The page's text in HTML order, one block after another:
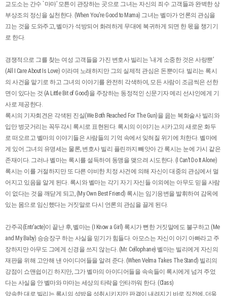
교도소는 간수 `마마’ 모튼이 관장하는 곳으로 그녀는 자신의 죄수 고객들과 완벽한 상
부상조의 정신을 실천한다. (When You’re Good to Mama) 그녀는 벨마가 언론의 관심을
끄는 것을 도와주고, 벨마가 석방되어 화려하게 무대에 복귀하게 되면 한 몫을 챙기기
로 한다.
경쟁적으로 그를 찾는 여성 고객들을 가진 변호사 빌리는 ‘내게 소중한 것은 사랑뿐’
(All I Care About Is Love) 이라며 노래하지만 그의 실제적 관심은 돈뿐이다. 빌리는 록시
의 사건을 맡기로 하고 그녀의 이야기를 완전히 각색하여, 모든 사람이 조금씩은 선한
면이 있다는 것 (A Little Bit of Good)을 주장하는 동정적인 신문기자 메리 선샤인에게 기
사로 제공한다.
록시의 기자회견은 각색된 진실(We Both Reached For The Gun)을 읊는 복화술사 빌리와
입만 벙긋거리는 꼭두각시 록시로 표현된다. 록시의 이야기는 시카고의 새로운 화두
로 떠오르고 벨마의 이야기들은 사람들의 기억 속에서 잊혀질 위기에 처한다. 벨마에
게 있어 그녀의 유명세는 물론, 변호사 빌리 플린까지 빼앗아 간 록시는 눈에 가시 같은
존재이다. 그러나 벨마는 록시를 설득하여 동맹을 맺으려 시도한다. (I Can’t Do It Alone)
록시는 이를 거절하지만 또 다른 야비한 치정 사건에 의해 자신이 대중의 관심에서 멀
어지고 있음을 알게 된다. 록시와 벨마는 각기 자기 자신들 이외에는 아무도 믿을 사람
이 없다는 것을 깨닫게 되고, (My Own Best Friend) 록시는 임기응변을 발휘하여 감옥에
있는 몸으로 임신했다는 거짓말로 다시 언론의 관심을 끌게 된다.
간주곡(Entr’acte)이 끝난 후, 벨마는 (I Know a Girl) 록시가 뻔한 거짓말에도 불구하고 (Me
and My Baby) 승승장구 하는 사실을 믿기가 힘들다. 아모스는 자신이 아기 아빠라고 주
장하지만 아무도 그에게 신경을 쓰지 않는다. (Mr. Cellophane) 벨마는 빌리에게 자신의
재판을 위해 고안해 낸 아이디어들을 알려 준다. (When Velma Takes The Stand) 빌리의
강점이 쇼맨쉽이긴 하지만, 그가 벨마의 아이디어들을 속속들이 록시에게 넘겨 주었
다는 사실을 안 벨마와 마마는 세상의 타락을 안타까워 한다. (Class)
약속한 대로 빌리는 록시의 석방을 성취시키지만 판결이 내려지기 바로 직전에, 더욱